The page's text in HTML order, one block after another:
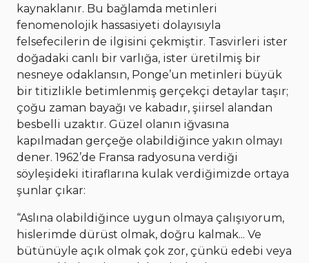
kaynaklanır. Bu bağlamda metinleri
fenomenolojik hassasiyeti dolayısıyla
felsefecilerin de ilgisini çekmiştir. Tasvirleri ister
doğadaki canlı bir varlığa, ister üretilmiş bir
nesneye odaklansın, Ponge’un metinleri büyük
bir titizlikle betimlenmiş gerçekçi detaylar taşır;
çoğu zaman bayağı ve kabadır, şiirsel alandan
besbelli uzaktır. Güzel olanın iğvasına
kapılmadan gerçeğe olabildiğince yakın olmayı
dener. 1962’de Fransa radyosuna verdiği
söyleşideki itiraflarına kulak verdiğimizde ortaya
şunlar çıkar:
“Aslına olabildiğince uygun olmaya çalışıyorum,
hislerimde dürüst olmak, doğru kalmak... Ve
bütünüyle açık olmak çok zor, çünkü edebi veya